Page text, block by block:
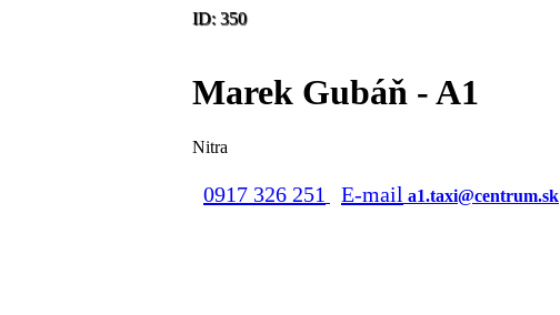
ID: 350
Marek Gubáň - A1
Nitra
0917 326 251 E-mail a1.taxi@centrum.sk